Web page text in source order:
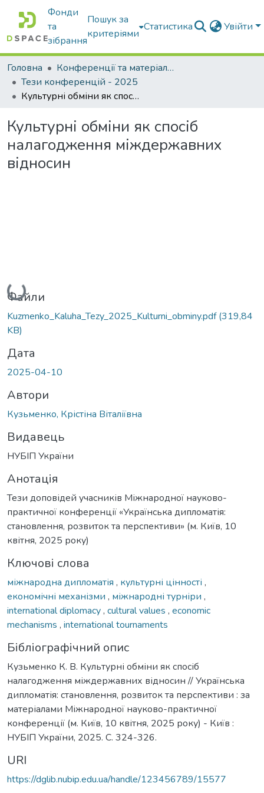
Фонди
та
зібрання
Пошук за
критеріями
Статистика Увійти
Головна
Конференції та матеріали конференцій
Тези конференцій - 2025
Культурні обміни як спосіб налагодження міждержавних відносин
Культурні обміни як спосіб
налагодження міждержавних
відносин
Вантажиться...
Файли
Kuzmenko_Kaluha_Tezy_2025_Kulturni_obminy.pdf(319,84
KB)
Дата
2025-04-10
Автори
Кузьменко, Крістіна Віталіївна
Видавець
НУБІП України
Анотація
Тези доповідей учасників Міжнародної науково-
практичної конференції «Українська дипломатія:
становлення, розвиток та перспективи» (м. Київ, 10
квітня, 2025 року)
Ключові слова
міжнародна дипломатія , культурні цінності ,
економічні механізми , міжнародні турніри ,
international diplomacy, cultural values , economic
mechanisms , international tournaments
Бібліографічний опис
Кузьменко К. В. Культурні обміни як спосіб
налагодження міждержавних відносин // Українська
дипломатія: становлення, розвиток та перспективи : за
матеріалами Міжнародної науково-практичної
конференції (м. Київ, 10 квітня, 2025 року) - Київ :
НУБІП України, 2025. С. 324-326.
URI
https://dglib.nubip.edu.ua/handle/123456789/15577